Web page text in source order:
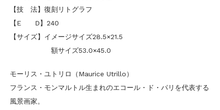
【技 法】復刻リトグラフ
【E D】240
【サイズ】イメージサイズ28.5×21.5
額サイズ53.0×45.0
モーリス・ユトリロ（Maurice Utrillo）
フランス・モンマルトル生まれのエコール・ド・パリを代表する
風景画家。